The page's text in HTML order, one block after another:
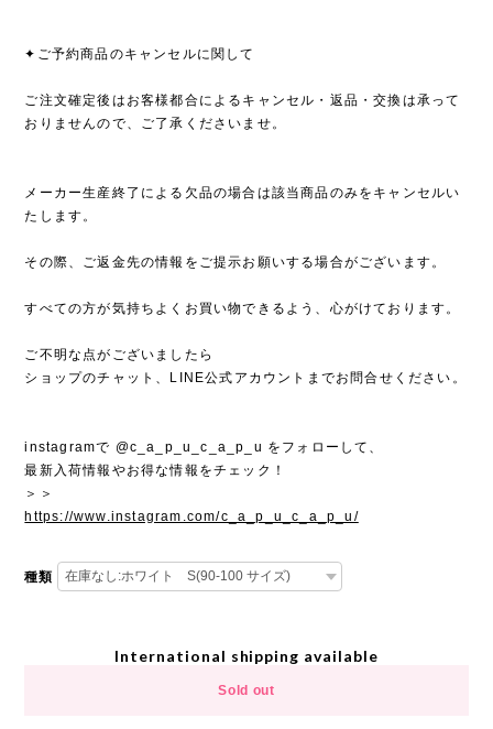
✦ご予約商品のキャンセルに関して
ご注文確定後はお客様都合によるキャンセル・返品・交換は承って
おりませんので、ご了承くださいませ。
メーカー生産終了による欠品の場合は該当商品のみをキャンセルい
たします。
その際、ご返金先の情報をご提示お願いする場合がございます。
すべての方が気持ちよくお買い物できるよう、心がけております。
ご不明な点がございましたら
ショップのチャット、LINE公式アカウントまでお問合せください。
instagramで @c_a_p_u_c_a_p_u をフォローして、
最新入荷情報やお得な情報をチェック！
＞＞
https://www.instagram.com/c_a_p_u_c_a_p_u/
種類
International shipping available
Sold out